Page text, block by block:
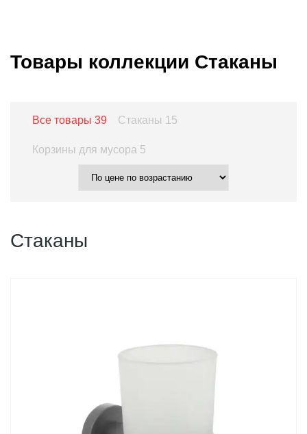
Товары коллекции Стаканы
Все товары 39 Стаканы 15
Корзины для мусора 5
Стаканы